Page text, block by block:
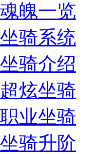
魂魄一览
坐骑系统
坐骑介绍
超炫坐骑
职业坐骑
坐骑升阶